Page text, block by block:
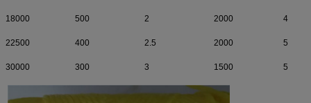
18000 500 2 2000 4
22500 400 2.5 2000 5
30000 300 3 1500 5